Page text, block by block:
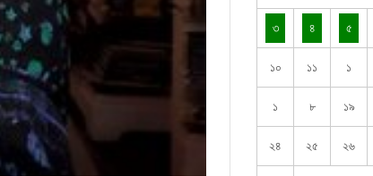
৩ ৪ ৫
১০ ১১ ১
১ ৮ ১৯
২৪ ২৫ ২৬